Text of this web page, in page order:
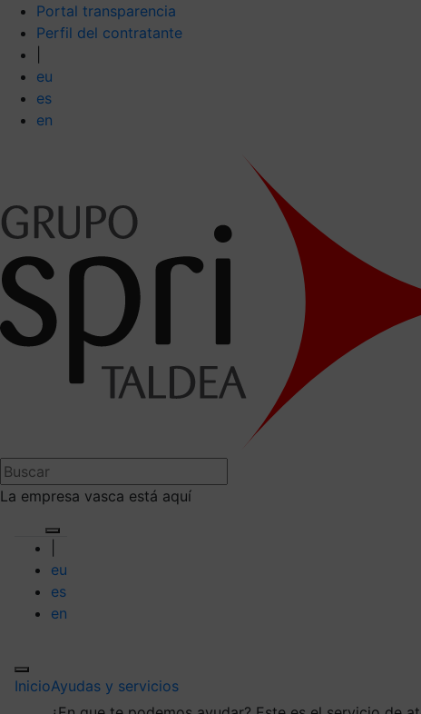
Portal transparencia
Perfil del contratante
eu
es
en
La empresa vasca está aquí
eu
es
en
InicioAyudas y servicios